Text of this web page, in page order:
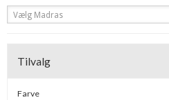
Vælg Madras
Tilvalg
Farve